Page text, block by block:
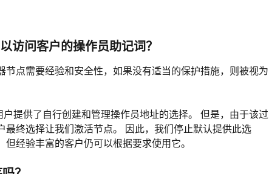
访问客户的操作员助记词？
节点需要经验和安全性，如果没有适当的保护措施，则被视为
提供了自行创建和管理操作员地址的选择。 但是，由于该过
最终选择让我们激活节点。 因此，我们停止默认提供此选
经验丰富的客户仍可以根据要求使用它。